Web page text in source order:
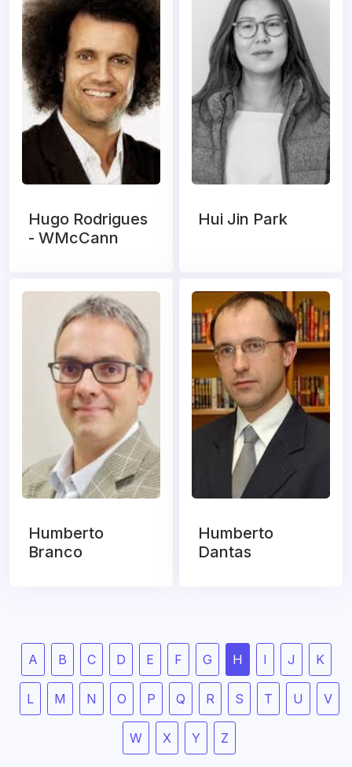
Hugo Rodrigues
- WMcCann
Hui Jin Park
Humberto
Branco
Humberto
Dantas
A B C D E F G H I J K
L M N O P Q R S T U V
W X Y Z